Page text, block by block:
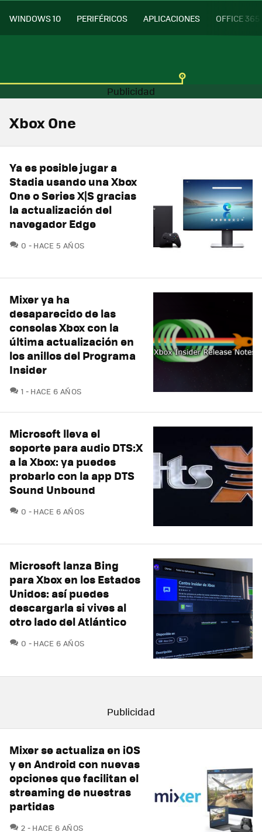
WINDOWS 10 PERIFÉRICOS APLICACIONES OFFICE 365
Xbox One
Ya es posible jugar a
Stadia usando una Xbox
One o Series X|S gracias
la actualización del
navegador Edge
0 COMENTARIOS
HACE 5 AÑOS
Mixer ya ha
desaparecido de las
consolas Xbox con la
última actualización en
los anillos del Programa
Insider
1 COMENTARIOS
HACE 6 AÑOS
Microsoft lleva el
soporte para audio DTS:X
a la Xbox: ya puedes
probarlo con la app DTS
Sound Unbound
0 COMENTARIOS
HACE 6 AÑOS
Microsoft lanza Bing
para Xbox en los Estados
Unidos: así puedes
descargarla si vives al
otro lado del Atlántico
0 COMENTARIOS
HACE 6 AÑOS
Mixer se actualiza en iOS
y en Android con nuevas
opciones que facilitan el
streaming de nuestras
partidas
2 COMENTARIOS
HACE 6 AÑOS